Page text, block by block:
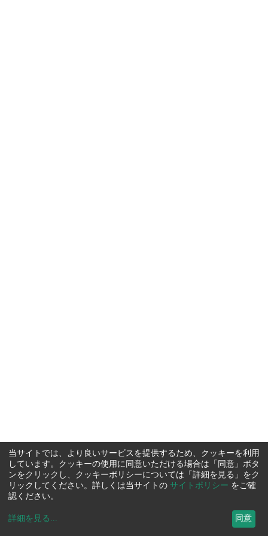
当サイトでは、より良いサービスを提供するため、クッキーを利用
しています。クッキーの使用に同意いただける場合は「同意」ボタ
ンをクリックし、クッキーポリシーについては「詳細を見る」をク
リックしてください。詳しくは当サイトの サイトポリシー をご確
認ください。
詳細を見る ... 同意